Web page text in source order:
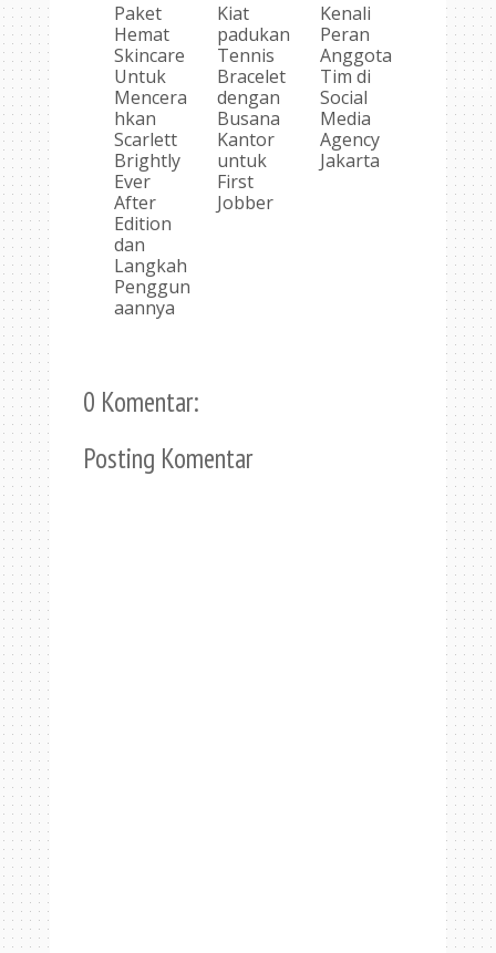
Paket
Hemat
Skincare
Untuk
Mencera
hkan
Scarlett
Brightly
Ever
After
Edition
dan
Langkah
Penggun
aannya
Kiat
padukan
Tennis
Bracelet
dengan
Busana
Kantor
untuk
First
Jobber
Kenali
Peran
Anggota
Tim di
Social
Media
Agency
Jakarta
0 Komentar:
Posting Komentar